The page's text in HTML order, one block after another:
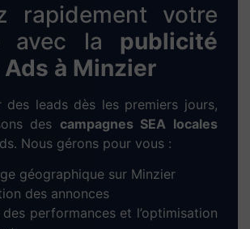
rapidement votre
avec la publicité
Ads à Minzier
des leads dès les premiers jours,
des campagnes SEA locales
Nous gérons pour vous :
géographique sur Minzier
des annonces
performances et l’optimisation